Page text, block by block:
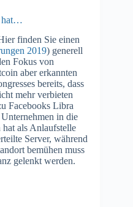
hat…
finden Sie einen
2019) generell
Fokus von
aber erkannten
bereits, dass
mehr verbieten
Facebooks Libra
in die
als Anlaufstelle
Server, während
bemühen muss
gelenkt werden.